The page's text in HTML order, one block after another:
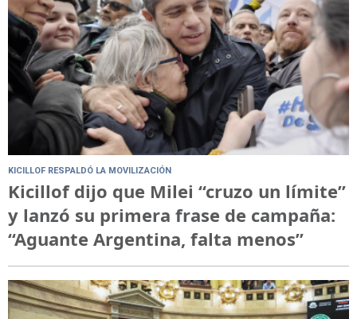
KICILLOF RESPALDÓ LA MOVILIZACIÓN
Kicillof dijo que Milei “cruzo un límite”
y lanzó su primera frase de campaña:
“Aguante Argentina, falta menos”